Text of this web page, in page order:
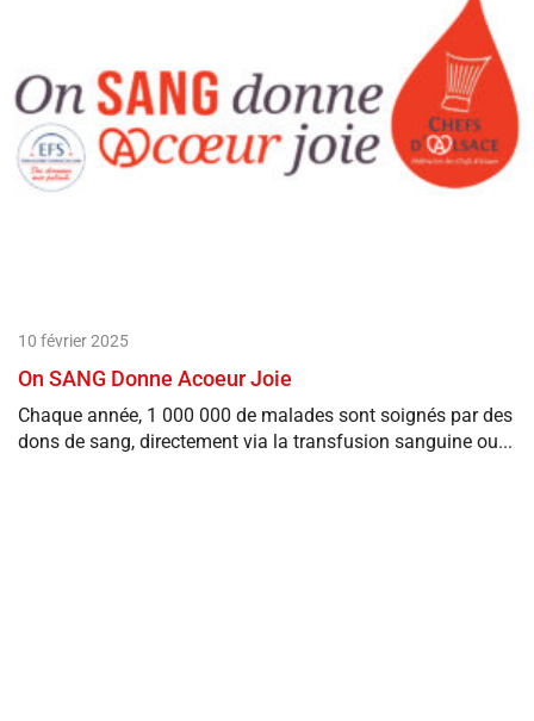
10 février 2025
On SANG Donne Acoeur Joie
Chaque année, 1 000 000 de malades sont soignés par des
dons de sang, directement via la transfusion sanguine ou...